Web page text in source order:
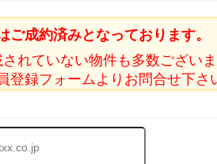
一戸建て
一戸建て
マンション
帯広の1000万～2000万円
帯広の2000万～3000万円
帯広の3000万～4000万円
帯広の4000万以上
一戸建て
一戸建て
マンション
旭川の1000万～2000万円
旭川の2000万～3000万円
旭川の3000万～4000万円
旭川の4000万以上
ご成約済みとなっております。
れていない物件も多数ございま
登録フォームよりお問合せ下さ